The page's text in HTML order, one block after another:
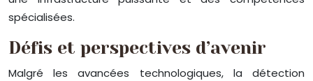
spécialisées.
Défis et perspectives d’avenir
Malgré les avancées technologiques, la détection